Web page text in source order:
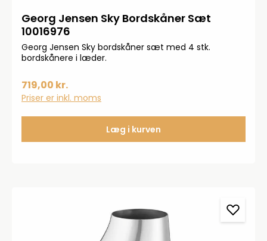
Georg Jensen Sky Bordskåner Sæt
10016976
Georg Jensen Sky bordskåner sæt med 4 stk.
bordskånere i læder.
719,00 kr.
Priser er inkl. moms
Læg i kurven